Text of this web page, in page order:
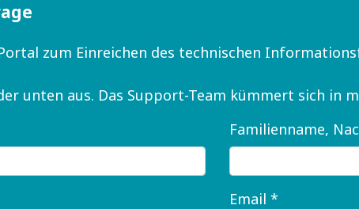
zum Einreichen des technischen
unten aus. Das Support-Team kümmert sich in
Familienname,
Email *